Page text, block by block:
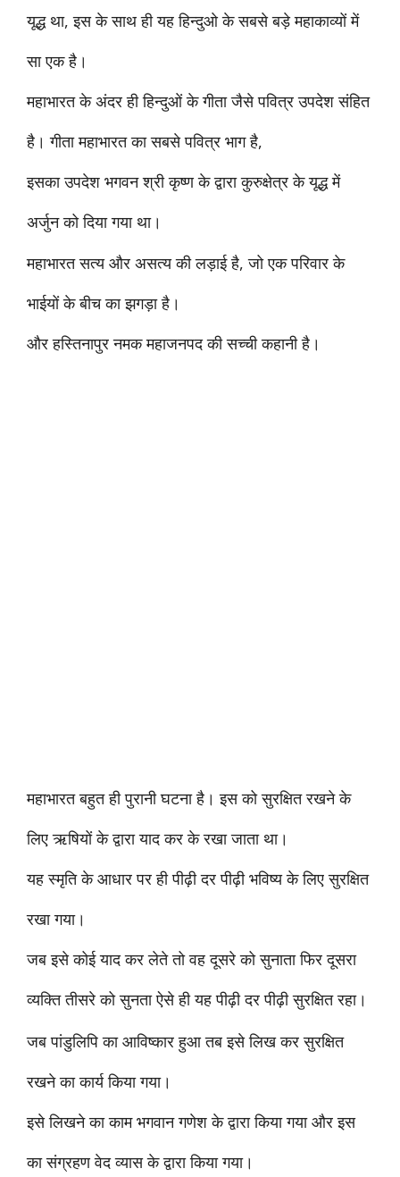
यूद्ध था, इस के साथ ही यह हिन्दुओ के सबसे बड़े महाकाव्यों में
सा एक है।
महाभारत के अंदर ही हिन्दुओं के गीता जैसे पवित्र उपदेश संहित
है। गीता महाभारत का सबसे पवित्र भाग है,
इसका उपदेश भगवन श्री कृष्ण के द्वारा कुरुक्षेत्र के यूद्ध में
अर्जुन को दिया गया था।
महाभारत सत्य और असत्य की लड़ाई है, जो एक परिवार के
भाईयों के बीच का झगड़ा है।
और हस्तिनापुर नमक महाजनपद की सच्ची कहानी है।
महाभारत बहुत ही पुरानी घटना है। इस को सुरक्षित रखने के
लिए ऋषियों के द्वारा याद कर के रखा जाता था।
यह स्मृति के आधार पर ही पीढ़ी दर पीढ़ी भविष्य के लिए सुरक्षित
रखा गया।
जब इसे कोई याद कर लेते तो वह दूसरे को सुनाता फिर दूसरा
व्यक्ति तीसरे को सुनता ऐसे ही यह पीढ़ी दर पीढ़ी सुरक्षित रहा।
जब पांडुलिपि का आविष्कार हुआ तब इसे लिख कर सुरक्षित
रखने का कार्य किया गया।
इसे लिखने का काम भगवान गणेश के द्वारा किया गया और इस
का संग्रहण वेद व्यास के द्वारा किया गया।